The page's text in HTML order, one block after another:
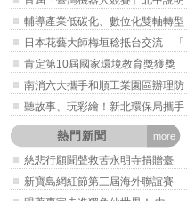
輔導產業低碳化、數位化雙軸轉型
日本花藝大師梅垣稔抵台交流 「
肯定第10屆國家環境教育獎獲獎
南消六大攜手和順工業園區辦理防
聽故事、玩彩繪！新北環保局攜手
more
熱門新聞
慈悲行願聞聲救苦永明寺捐贈臺
新寶島網紅節第三屆海外聯誼賽